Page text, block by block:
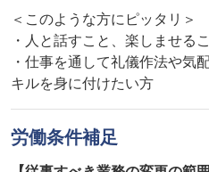
＜このような方にピッタリ＞
・人と話すこと、楽しませる
・仕事を通して礼儀作法や気
キルを身に付けたい方
労働条件補足